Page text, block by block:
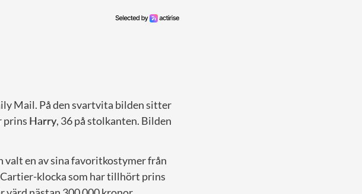
Mail. På den svartvita bilden sitter
prins Harry, 36 på stolkanten. Bilden
valt en av sina favoritkostymer från
klocka som har tillhört prins